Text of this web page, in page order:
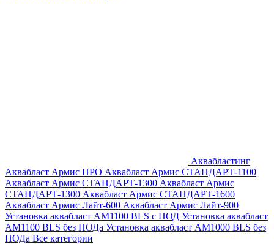
Аквабластинг
Аквабласт Армис ПРО Аквабласт Армис СТАНДАРТ-1100
Аквабласт Армис СТАНДАРТ-1300 Аквабласт Армис
СТАНДАРТ-1300 Аквабласт Армис СТАНДАРТ-1600
Аквабласт Армис Лайт-600 Аквабласт Армис Лайт-900
Установка аквабласт AM1100 BLS с ПОД Установка аквабласт
AM1100 BLS без ПОДа Установка аквабласт AM1000 BLS без
ПОДа Все категории